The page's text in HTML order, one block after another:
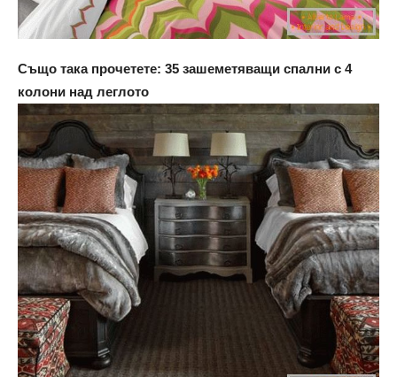
Също така прочетете: 35 зашеметяващи спални с 4
колони над леглото